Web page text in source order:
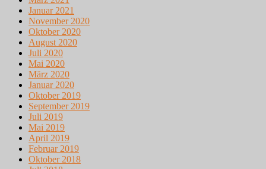
Januar 2021
November 2020
Oktober 2020
August 2020
Juli 2020
Mai 2020
März 2020
Januar 2020
Oktober 2019
September 2019
Juli 2019
Mai 2019
April 2019
Februar 2019
Oktober 2018